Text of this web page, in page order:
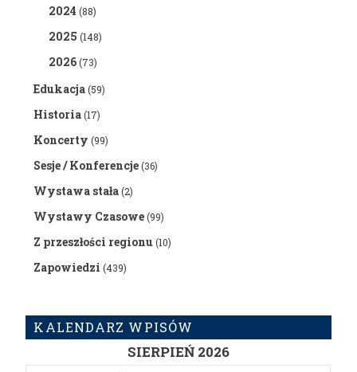
2024 (88)
2025 (148)
2026(73)
Edukacja(59)
Historia(17)
Koncerty (99)
Sesje / Konferencje(36)
Wystawa stała(2)
Wystawy Czasowe(99)
Z przeszłości regionu(10)
Zapowiedzi (439)
KALENDARZ WPISÓW
SIERPIEŃ 2026